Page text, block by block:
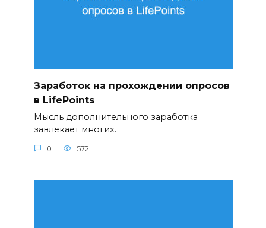
Заработок на прохождении опросов
в LifePoints
Мысль дополнительного заработка
завлекает многих.
0 572